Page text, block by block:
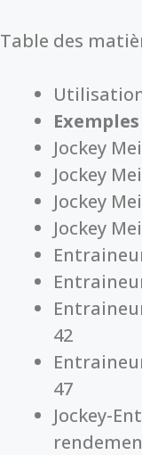
Table des
Jockey
Jockey
Jockey
Jockey
42
47
Jockey-